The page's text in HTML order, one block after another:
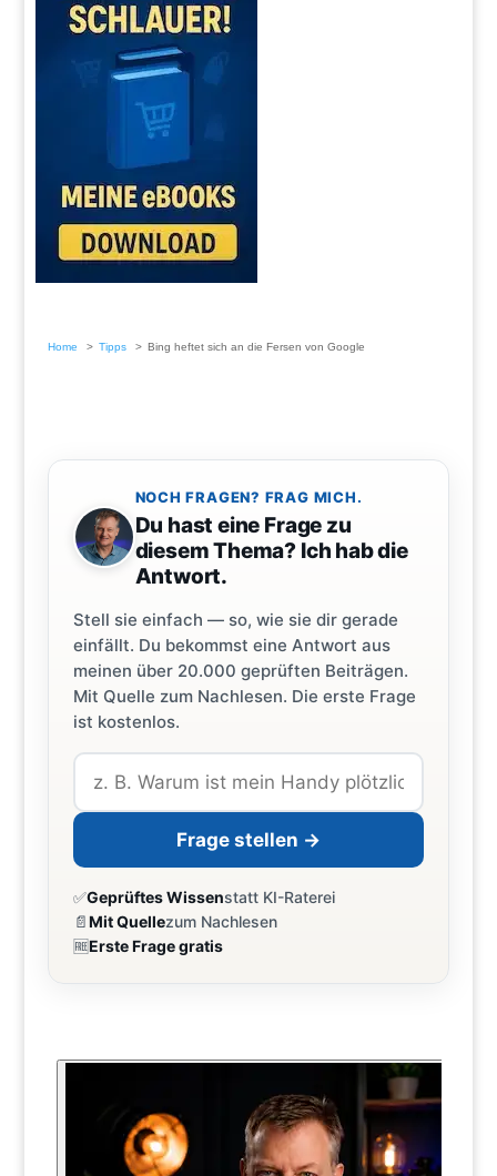
Home Tipps Bing heftet sich an die Fersen von Google
NOCH FRAGEN? FRAG MICH.
Du hast eine Frage zu
diesem Thema? Ich hab die
Antwort.
Stell sie einfach — so, wie sie dir gerade
einfällt. Du bekommst eine Antwort aus
meinen über 20.000 geprüften Beiträgen.
Mit Quelle zum Nachlesen. Die erste Frage
ist kostenlos.
Frage stellen →
✅Geprüftes Wissenstatt KI-Raterei
📄Mit Quellezum Nachlesen
🆓Erste Frage gratis